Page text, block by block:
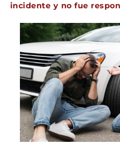
incidente y no fue